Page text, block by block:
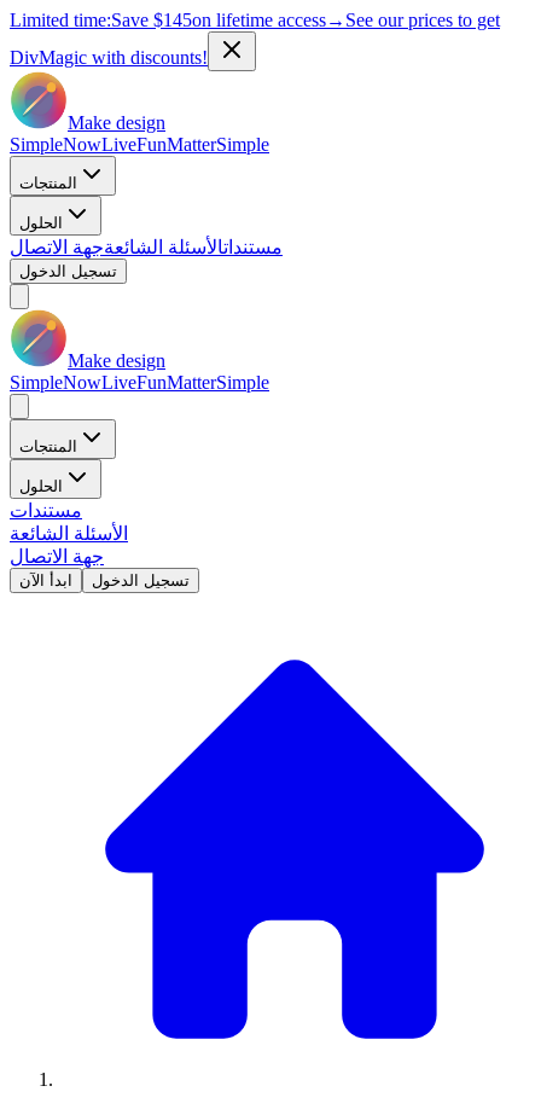
Limited time:Save $145on lifetime access→ See our prices to get
DivMagic with discounts!
Make design
SimpleNowLiveFunMatterSimple
المنتجات
الحلول
مستنداتالأسئلة الشائعةجهة الاتصال
تسجيل الدخول
Make design
SimpleNowLiveFunMatterSimple
المنتجات
الحلول
مستندات
الأسئلة الشائعة
جهة الاتصال
ابدأ الآن تسجيل الدخول